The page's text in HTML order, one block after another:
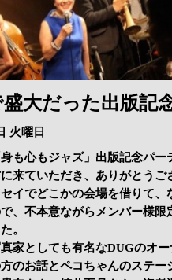
大だった出版記
火曜日
も心もジャズ」出版記念パー
来ていただき、ありがとうご
イでどこかの会場を借りて
、不本意ながらメンバー様
。
家としても有名なDUGのオ
のお話とペコちゃんのステ